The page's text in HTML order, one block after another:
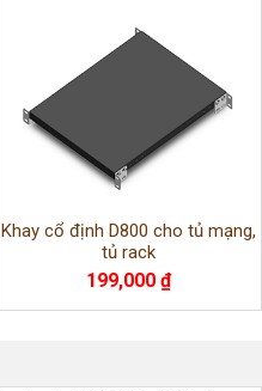
Khay cổ định D800 cho tủ mạng,
tủ rack
199,000 ₫